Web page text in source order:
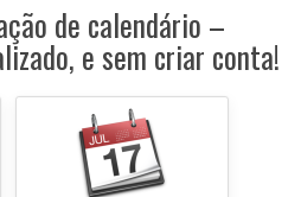
de calendário –
e sem criar conta!